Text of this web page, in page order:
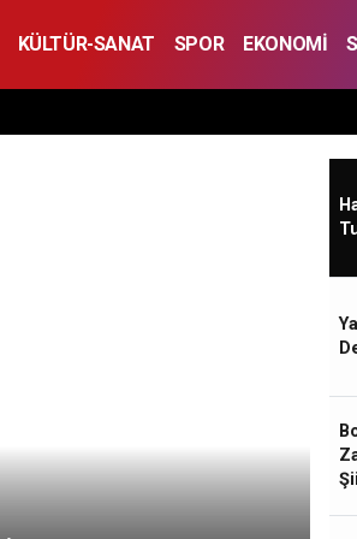
KÜLTÜR-SANAT SPOR EKONOMİ